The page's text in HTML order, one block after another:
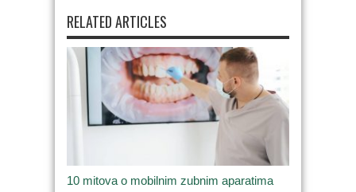
RELATED ARTICLES
10 mitova o mobilnim zubnim aparatima